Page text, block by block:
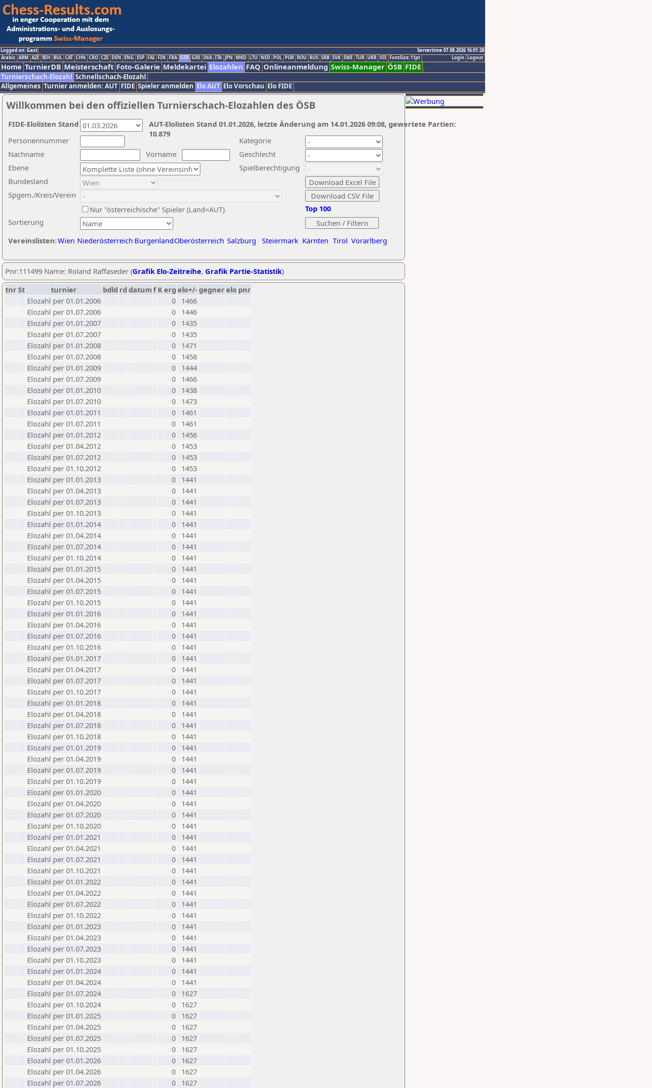
Logged on: Gast
Servertime 07.08.2026 16:01:28
Logout
Login
Arabic ARM AZE BIH BUL CAT CHN CRO CZE DEN ENG ESP FAI FIN FRA GER GRE INA ITA JPN MKD LTU NED POL POR ROU RUS SRB SVK SWE TUR UKR VIE FontSize:11pt
Home TurnierDB Meisterschaft Foto-Galerie Meldekartei Elozahlen FAQ Onlineanmeldung Swiss-Manager ÖSB FIDE
Turnierschach-Elozahl Schnellschach-Elozahl
Allgemeines Turnier anmelden: AUT FIDE Spieler anmelden Elo AUT Elo Vorschau Elo FIDE
Willkommen bei den offiziellen Turnierschach-Elozahlen des ÖSB
Nachname
Vorname
Ebene
Kategorie
Sortierung
Personennummer
Bundesland
Spgem./Kreis/Verein
Geschlecht
Nur "österreichische" Spieler (Land=AUT)
Spielberechtigung
Vereinslisten:Wien Niederösterreich BurgenlandOberösterreich Salzburg Steiermark Kärnten Tirol Vorarlberg
Top 100
AUT-Elolisten Stand 01.01.2026, letzte Änderung am 14.01.2026 09:08, gewertete Partien:
10.879
FIDE-Elolisten Stand
Pnr:111499 Name: Roland Raffaseder (Grafik Elo-Zeitreihe, Grafik Partie-Statistik)
tnrSt turnier bdld rd datumf Kerg elo+/-gegnerelo pnr
Elozahl per 01.01.2006
0
1466
Elozahl per 01.07.2006
0
1446
Elozahl per 01.01.2007
0
1435
Elozahl per 01.07.2007
0
1435
Elozahl per 01.01.2008
0
1471
Elozahl per 01.07.2008
0
1458
Elozahl per 01.01.2009
0
1444
Elozahl per 01.07.2009
0
1466
Elozahl per 01.01.2010
0
1438
Elozahl per 01.07.2010
0
1473
Elozahl per 01.01.2011
0
1461
Elozahl per 01.07.2011
0
1461
Elozahl per 01.01.2012
0
1456
Elozahl per 01.04.2012
0
1453
Elozahl per 01.07.2012
0
1453
Elozahl per 01.10.2012
0
1453
Elozahl per 01.01.2013
0
1441
Elozahl per 01.04.2013
0
1441
Elozahl per 01.07.2013
0
1441
Elozahl per 01.10.2013
0
1441
Elozahl per 01.01.2014
0
1441
Elozahl per 01.04.2014
0
1441
Elozahl per 01.07.2014
0
1441
Elozahl per 01.10.2014
0
1441
Elozahl per 01.01.2015
0
1441
Elozahl per 01.04.2015
0
1441
Elozahl per 01.07.2015
0
1441
Elozahl per 01.10.2015
0
1441
Elozahl per 01.01.2016
0
1441
Elozahl per 01.04.2016
0
1441
Elozahl per 01.07.2016
0
1441
Elozahl per 01.10.2016
0
1441
Elozahl per 01.01.2017
0
1441
Elozahl per 01.04.2017
0
1441
Elozahl per 01.07.2017
0
1441
Elozahl per 01.10.2017
0
1441
Elozahl per 01.01.2018
0
1441
Elozahl per 01.04.2018
0
1441
Elozahl per 01.07.2018
0
1441
Elozahl per 01.10.2018
0
1441
Elozahl per 01.01.2019
0
1441
Elozahl per 01.04.2019
0
1441
Elozahl per 01.07.2019
0
1441
Elozahl per 01.10.2019
0
1441
Elozahl per 01.01.2020
0
1441
Elozahl per 01.04.2020
0
1441
Elozahl per 01.07.2020
0
1441
Elozahl per 01.10.2020
0
1441
Elozahl per 01.01.2021
0
1441
Elozahl per 01.04.2021
0
1441
Elozahl per 01.07.2021
0
1441
Elozahl per 01.10.2021
0
1441
Elozahl per 01.01.2022
0
1441
Elozahl per 01.04.2022
0
1441
Elozahl per 01.07.2022
0
1441
Elozahl per 01.10.2022
0
1441
Elozahl per 01.01.2023
0
1441
Elozahl per 01.04.2023
0
1441
Elozahl per 01.07.2023
0
1441
Elozahl per 01.10.2023
0
1441
Elozahl per 01.01.2024
0
1441
Elozahl per 01.04.2024
0
1441
Elozahl per 01.07.2024
0
1627
Elozahl per 01.10.2024
0
1627
Elozahl per 01.01.2025
0
1627
Elozahl per 01.04.2025
0
1627
Elozahl per 01.07.2025
0
1627
Elozahl per 01.10.2025
0
1627
Elozahl per 01.01.2026
0
1627
Elozahl per 01.04.2026
0
1627
Elozahl per 01.07.2026
0 1627